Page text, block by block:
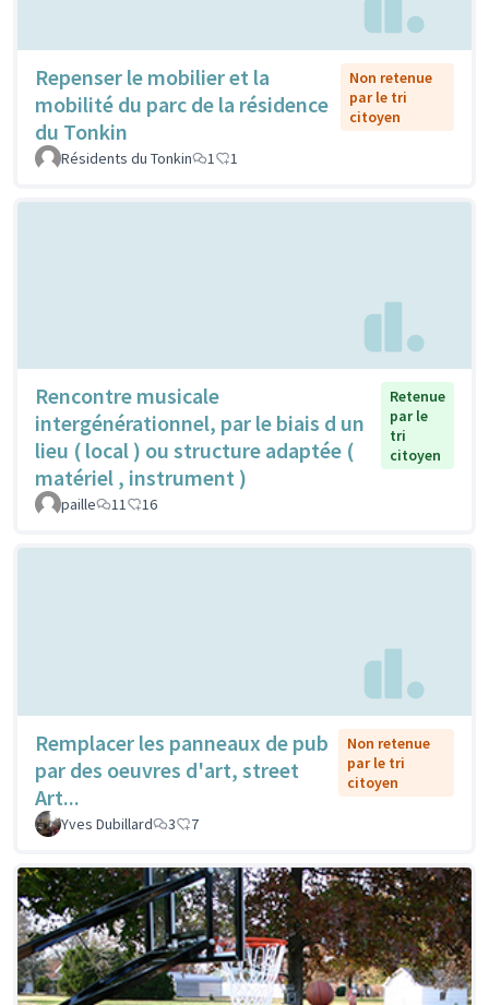
Repenser le mobilier et la
mobilité du parc de la résidence
du Tonkin
Non retenue
par le tri
citoyen
Résidents du Tonkin 1 1
Rencontre musicale
intergénérationnel, par le biais d un
lieu ( local ) ou structure adaptée (
matériel , instrument )
Retenue
par le
tri
citoyen
paille 11 16
Remplacer les panneaux de pub
par des oeuvres d'art, street
Art...
Non retenue
par le tri
citoyen
Yves Dubillard 3 7